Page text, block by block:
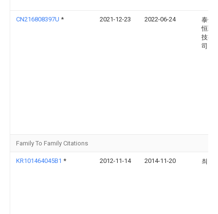
CN216808397U * 2021-12-23 2022-06-24
泰州
恒环
技有
司
Family To Family Citations
KR101464045B1 * 2012-11-14 2014-11-20 최원